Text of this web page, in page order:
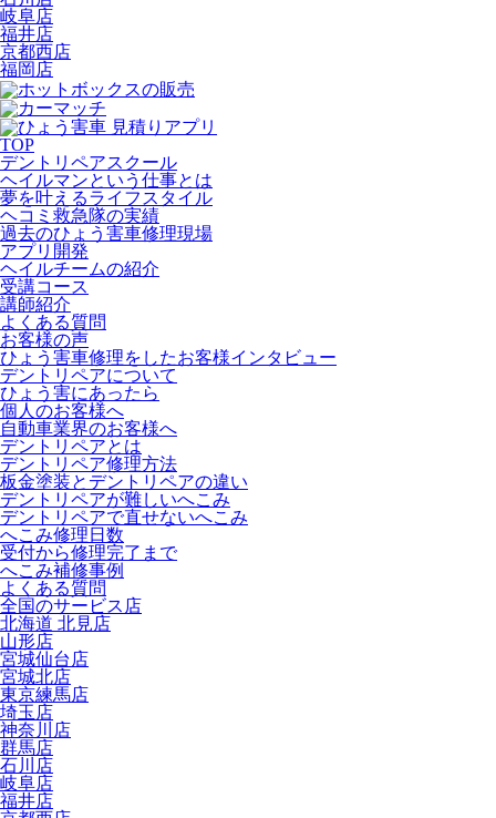
岐阜店
福井店
京都西店
福岡店
TOP
デントリペアスクール
ヘイルマンという仕事とは
夢を叶えるライフスタイル
ヘコミ救急隊の実績
過去のひょう害車修理現場
アプリ開発
ヘイルチームの紹介
受講コース
講師紹介
よくある質問
お客様の声
ひょう害車修理をしたお客様インタビュー
デントリペアについて
ひょう害にあったら
個人のお客様へ
自動車業界のお客様へ
デントリペアとは
デントリペア修理方法
板金塗装とデントリペアの違い
デントリペアが難しいへこみ
デントリペアで直せないへこみ
へこみ修理日数
受付から修理完了まで
へこみ補修事例
よくある質問
全国のサービス店
北海道 北見店
山形店
宮城仙台店
宮城北店
東京練馬店
埼玉店
神奈川店
群馬店
石川店
岐阜店
福井店